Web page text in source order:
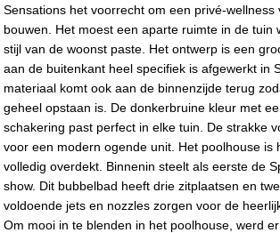
Sensations het voorrecht om een privé-wellness
bouwen. Het moest een aparte ruimte in de tuin
stijl van de woonst paste. Het ontwerp is een
aan de buitenkant heel specifiek is afgewerkt in
materiaal komt ook aan de binnenzijde terug
geheel opstaan is. De donkerbruine kleur met
schakering past perfect in elke tuin. De strakke
voor een modern ogende unit. Het poolhouse is
volledig overdekt. Binnenin steelt als eerste de
show. Dit bubbelbad heeft drie zitplaatsen en
voldoende jets en nozzles zorgen voor de
Om mooi in te blenden in het poolhouse, werd